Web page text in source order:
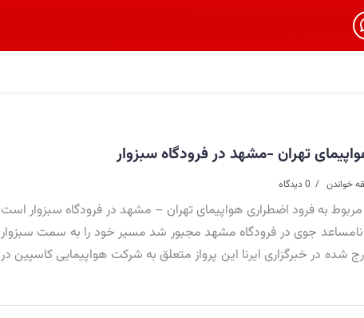
تهران -مشهد در فرودگاه سبزوار
خواندن 0 دیدگاه
به فرود اضطراری هواپیمای تهران – مشهد در فرودگاه سبزوار است
نامساعد جوی در فرودگاه مشهد مجبور شد مسیر خود را به سمت سبزوار
شده در خبرگزاری ایرنا این پرواز متعلق به شرکت هواپیمایی کاسپین در